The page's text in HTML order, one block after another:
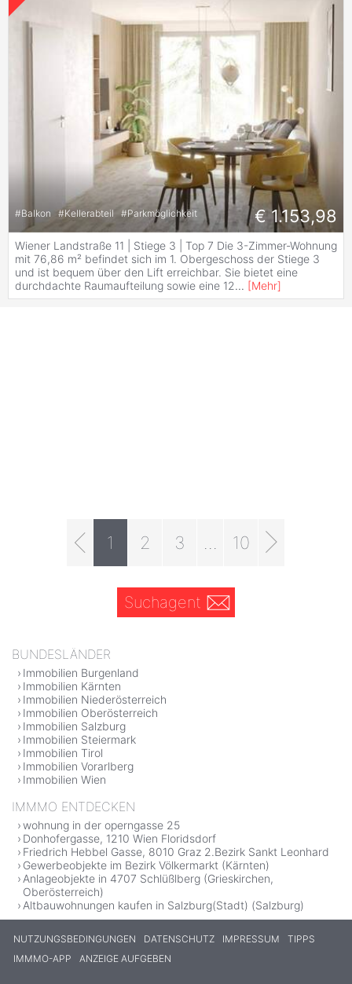
#Balkon #Kellerabteil #Parkmöglichkeit € 1.153,98
Wiener Landstraße 11 | Stiege 3 | Top 7 Die 3-Zimmer-Wohnung
mit 76,86 m² befindet sich im 1. Obergeschoss der Stiege 3
und ist bequem über den Lift erreichbar. Sie bietet eine
durchdachte Raumaufteilung sowie eine 12... [Mehr]
1 2 3 10
Suchagent
BUNDESLÄNDER
Immobilien Burgenland
Immobilien Kärnten
Immobilien Niederösterreich
Immobilien Oberösterreich
Immobilien Salzburg
Immobilien Steiermark
Immobilien Tirol
Immobilien Vorarlberg
Immobilien Wien
IMMMO ENTDECKEN
wohnung in der operngasse 25
Donhofergasse, 1210 Wien Floridsdorf
Friedrich Hebbel Gasse, 8010 Graz 2.Bezirk Sankt Leonhard
Gewerbeobjekte im Bezirk Völkermarkt (Kärnten)
Anlageobjekte in 4707 Schlüßlberg (Grieskirchen,
Oberösterreich)
Altbauwohnungen kaufen in Salzburg(Stadt) (Salzburg)
NUTZUNGSBEDINGUNGEN DATENSCHUTZ IMPRESSUM
TIPPS
IMMMO-APP
ANZEIGE AUFGEBEN